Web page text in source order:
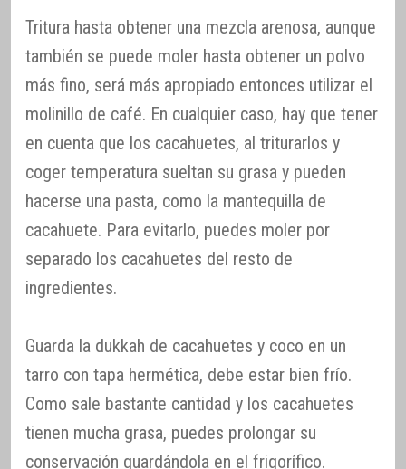
Tritura hasta obtener una mezcla arenosa, aunque
también se puede moler hasta obtener un polvo
más fino, será más apropiado entonces utilizar el
molinillo de café. En cualquier caso, hay que tener
en cuenta que los cacahuetes, al triturarlos y
coger temperatura sueltan su grasa y pueden
hacerse una pasta, como la mantequilla de
cacahuete. Para evitarlo, puedes moler por
separado los cacahuetes del resto de
ingredientes.
Guarda la dukkah de cacahuetes y coco en un
tarro con tapa hermética, debe estar bien frío.
Como sale bastante cantidad y los cacahuetes
tienen mucha grasa, puedes prolongar su
conservación guardándola en el frigorífico.